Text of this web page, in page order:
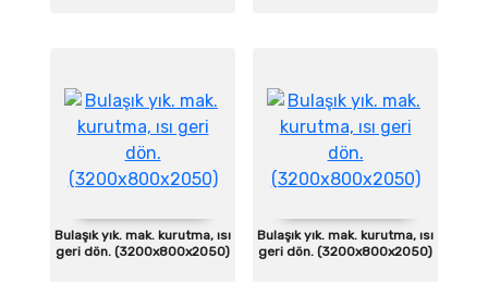
Bulaşık yık. mak. kurutma, ısı
geri dön. (3200x800x2050)
Bulaşık yık. mak. kurutma, ısı
geri dön. (3200x800x2050)